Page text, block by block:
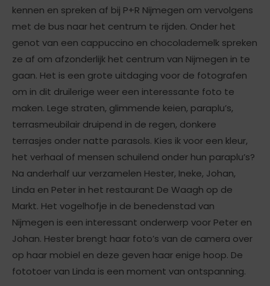
kennen en spreken af bij P+R Nijmegen om vervolgens
met de bus naar het centrum te rijden. Onder het
genot van een cappuccino en chocolademelk spreken
ze af om afzonderlijk het centrum van Nijmegen in te
gaan. Het is een grote uitdaging voor de fotografen
om in dit druilerige weer een interessante foto te
maken. Lege straten, glimmende keien, paraplu’s,
terrasmeubilair druipend in de regen, donkere
terrasjes onder natte parasols. Kies ik voor een kleur,
het verhaal of mensen schuilend onder hun paraplu’s?
Na anderhalf uur verzamelen Hester, Ineke, Johan,
Linda en Peter in het restaurant De Waagh op de
Markt. Het vogelhofje in de benedenstad van
Nijmegen is een interessant onderwerp voor Peter en
Johan. Hester brengt haar foto’s van de camera over
op haar mobiel en deze geven haar enige hoop. De
fototoer van Linda is een moment van ontspanning.